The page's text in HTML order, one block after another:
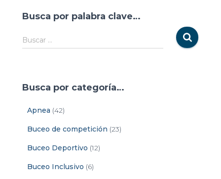
Busca por palabra clave…
Buscar …
Busca por categoría…
Apnea (42)
Buceo de competición (23)
Buceo Deportivo (12)
Buceo Inclusivo (6)